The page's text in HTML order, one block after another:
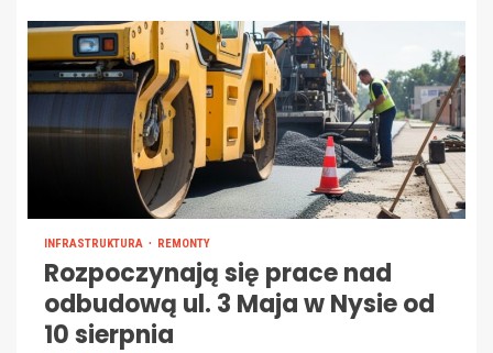
INFRASTRUKTURA REMONTY
Rozpoczynają się prace nad
odbudową ul. 3 Maja w Nysie od
10 sierpnia